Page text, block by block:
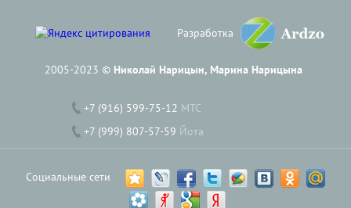
Разработка
2005-2023 © Николай Нарицын, Марина Нарицына
+7 (916) 599-75-12 МТС
+7 (999) 807-57-59 Йота
Социальные сети